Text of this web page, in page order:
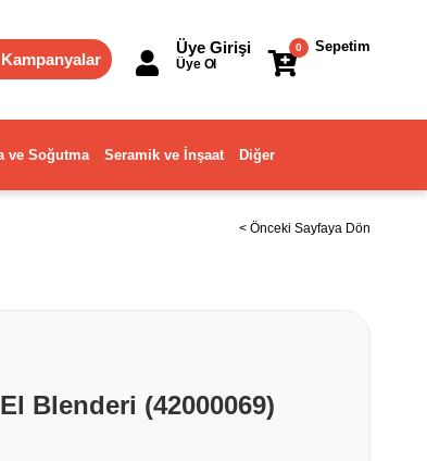
Kampanyalar
Sepetim
0
Üye Girişi
Üye Ol
ve Soğutma Seramik ve İnşaat Diğer
< Önceki Sayfaya Dön
Blenderi (42000069)